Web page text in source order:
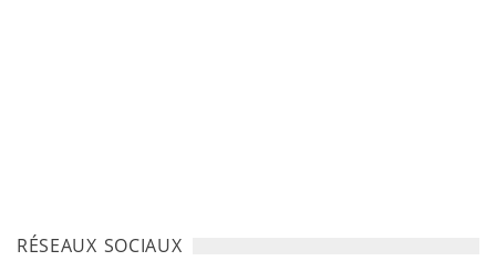
RÉSEAUX SOCIAUX